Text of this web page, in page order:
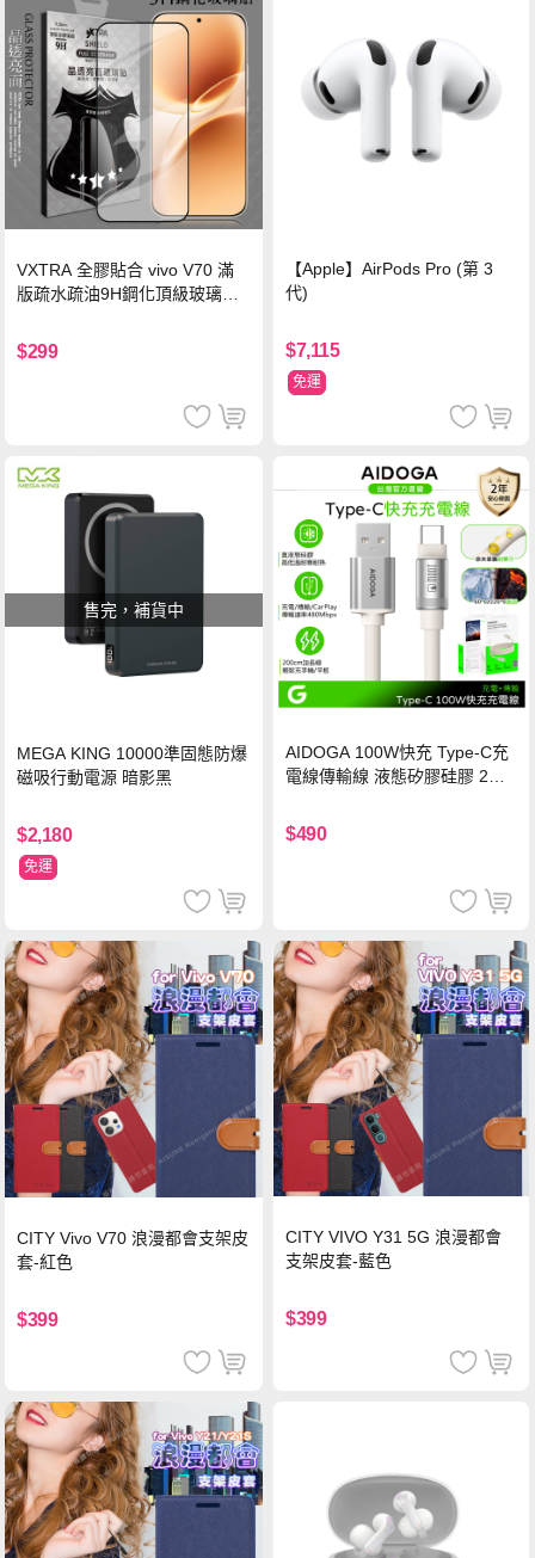
VXTRA 全膠貼合 vivo V70 滿
版疏水疏油9H鋼化頂級玻璃貼
$299
【Apple】AirPods Pro (第 3
代)
$7,115
免運
售完，補貨中
MEGA KING 10000準固態防爆
磁吸行動電源 暗影黑
$2,180
免運
AIDOGA 100W快充 Type-C充
電線傳輸線 液態矽膠硅膠 2M
$490
CITY Vivo V70 浪漫都會支架皮
套-紅色
$399
CITY VIVO Y31 5G 浪漫都會
支架皮套-藍色
$399